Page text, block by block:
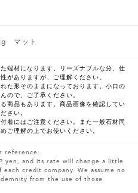
マット
端材になります。リーズナブルな分、仕
がありますが、ご理解ください。
た形そのままになっております。小口の
ので、ご了承ください。
商品もあります。商品画像を確認してい
さい。
着にはご注意ください。また一般石材同
ご理解の上でお使いください。
reference.
yen, and its rate will change a little
credit company. We assume no
from the use of those